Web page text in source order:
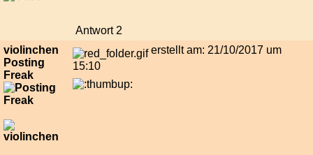
Antwort 2
violinchen
Posting
Freak
erstellt am: 21/10/2017 um
15:10